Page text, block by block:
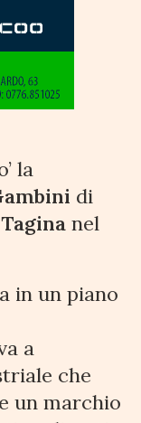
la
di
Tagina nel
in un piano
a
che
un marchio